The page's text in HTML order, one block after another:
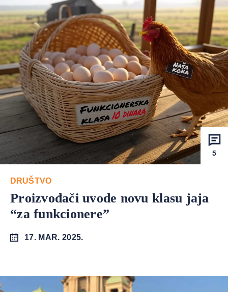
5
DRUŠTVO
Proizvođači uvode novu klasu jaja
“za funkcionere”
17. MAR. 2025.